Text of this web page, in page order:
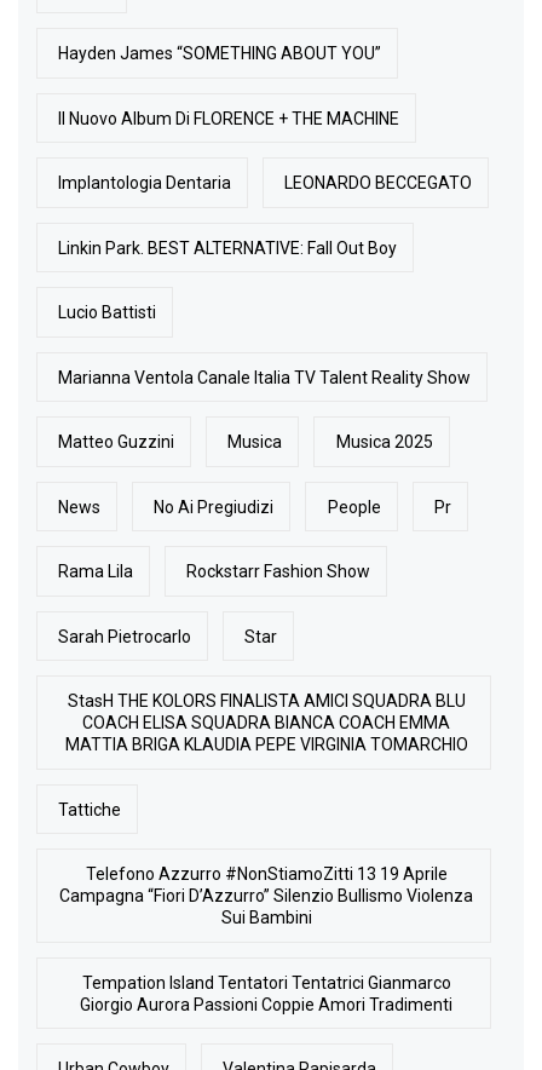
Hayden James “SOMETHING ABOUT YOU”
Il Nuovo Album Di FLORENCE + THE MACHINE
Implantologia Dentaria LEONARDO BECCEGATO
Linkin Park. BEST ALTERNATIVE: Fall Out Boy
Lucio Battisti
Marianna Ventola Canale Italia TV Talent Reality Show
Matteo Guzzini Musica Musica 2025
News No Ai Pregiudizi People Pr
Rama Lila Rockstarr Fashion Show
Sarah Pietrocarlo Star
StasH THE KOLORS FINALISTA AMICI SQUADRA BLU
COACH ELISA SQUADRA BIANCA COACH EMMA
MATTIA BRIGA KLAUDIA PEPE VIRGINIA TOMARCHIO
Tattiche
Telefono Azzurro #NonStiamoZitti 13 19 Aprile
Campagna “Fiori D’Azzurro” Silenzio Bullismo Violenza
Sui Bambini
Tempation Island Tentatori Tentatrici Gianmarco
Giorgio Aurora Passioni Coppie Amori Tradimenti